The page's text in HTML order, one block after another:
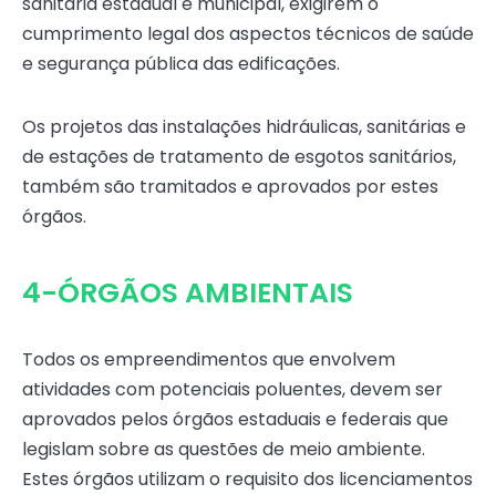
cumprimento legal dos aspectos técnicos de saúde
e segurança pública das edificações.
Os projetos das instalações hidráulicas, sanitárias e
de estações de tratamento de esgotos sanitários,
também são tramitados e aprovados por estes
órgãos.
4-ÓRGÃOS AMBIENTAIS
Todos os empreendimentos que envolvem
atividades com potenciais poluentes, devem ser
aprovados pelos órgãos estaduais e federais que
legislam sobre as questões de meio ambiente.
Estes órgãos utilizam o requisito dos licenciamentos